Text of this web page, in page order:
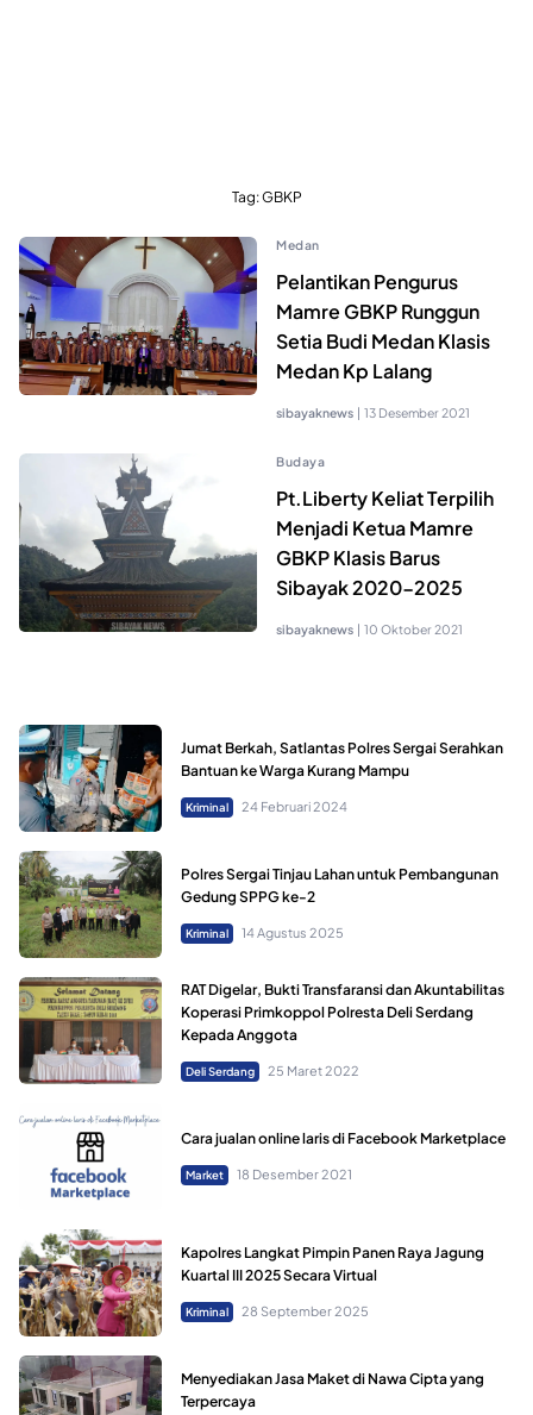
Tag:GBKP
Medan
Pelantikan Pengurus
Mamre GBKP Runggun
Setia Budi Medan Klasis
Medan Kp Lalang
sibayaknews | 13 Desember 2021
Budaya
Pt.Liberty Keliat Terpilih
Menjadi Ketua Mamre
GBKP Klasis Barus
Sibayak 2020-2025
sibayaknews | 10 Oktober 2021
Jumat Berkah, Satlantas Polres Sergai Serahkan
Bantuan ke Warga Kurang Mampu
Kriminal 24 Februari 2024
Polres Sergai Tinjau Lahan untuk Pembangunan
Gedung SPPG ke-2
Kriminal 14 Agustus 2025
RAT Digelar, Bukti Transfaransi dan Akuntabilitas
Koperasi Primkoppol Polresta Deli Serdang
Kepada Anggota
Deli Serdang 25 Maret 2022
Cara jualan online laris di Facebook Marketplace
Market 18 Desember 2021
Kapolres Langkat Pimpin Panen Raya Jagung
Kuartal III 2025 Secara Virtual
Kriminal 28 September 2025
Menyediakan Jasa Maket di Nawa Cipta yang
Terpercaya